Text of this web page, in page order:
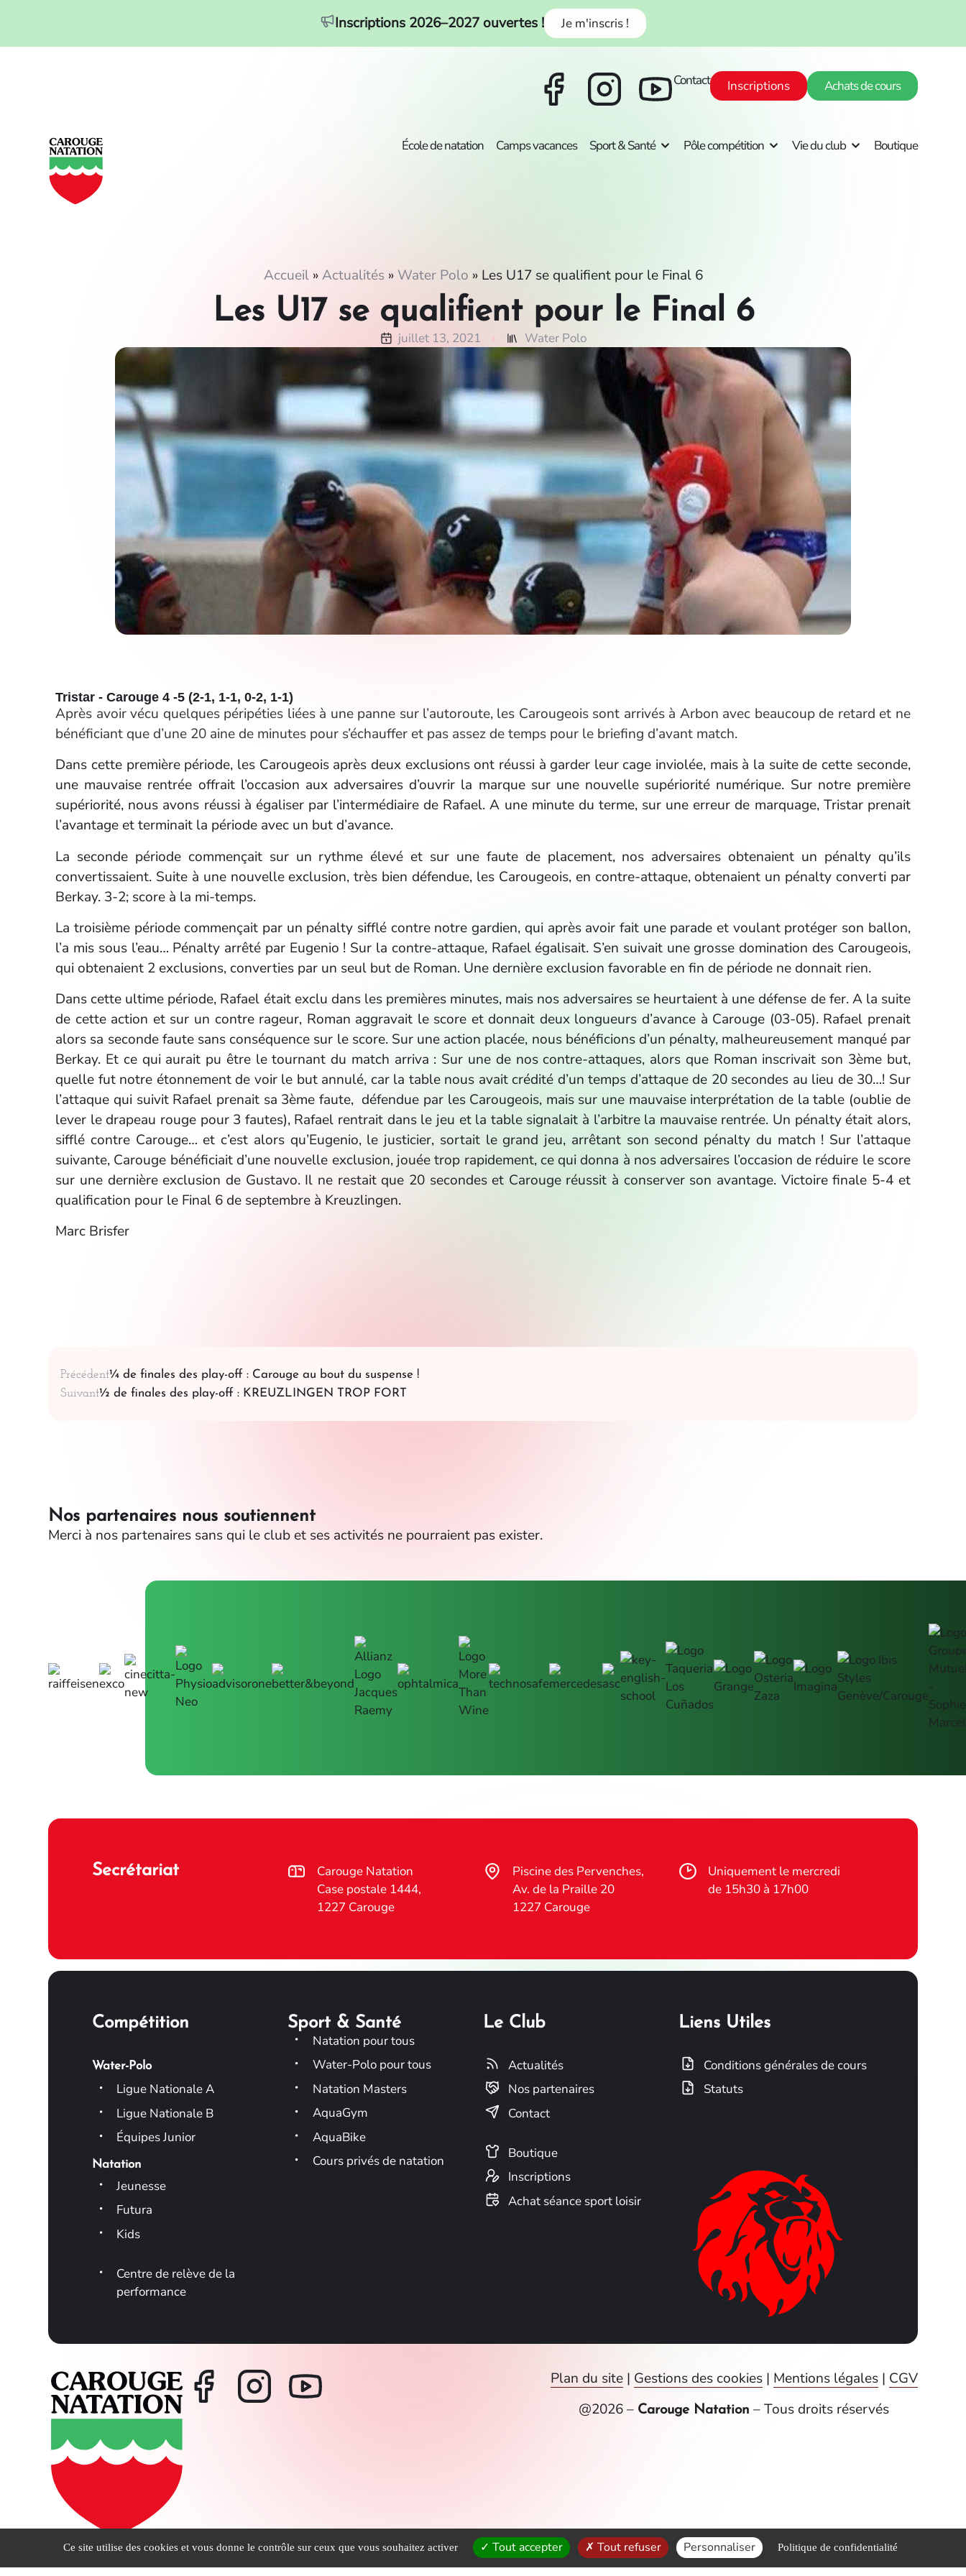
Inscriptions 2026–2027 ouvertes ! Je m'inscris !
Contact Inscriptions Achats de cours
École de natation Camps vacances Sport & Santé Pôle compétition Vie du club Boutique
Accueil»Actualités» Water Polo » Les U17 se qualifient pour le Final 6
Les U17 se qualifient pour le Final 6
juillet 13, 2021 Water Polo
Tristar - Carouge 4 -5 (2-1, 1-1, 0-2, 1-1)
Après avoir vécu quelques péripéties liées à une panne sur l’autoroute, les Carougeois sont arrivés à Arbon avec beaucoup de retard et ne
bénéficiant que d’une 20 aine de minutes pour s’échauffer et pas assez de temps pour le briefing d’avant match.
Dans cette première période, les Carougeois après deux exclusions ont réussi à garder leur cage inviolée, mais à la suite de cette seconde,
une mauvaise rentrée offrait l’occasion aux adversaires d’ouvrir la marque sur une nouvelle supériorité numérique. Sur notre première
supériorité, nous avons réussi à égaliser par l’intermédiaire de Rafael. A une minute du terme, sur une erreur de marquage, Tristar prenait
l’avantage et terminait la période avec un but d’avance.
La seconde période commençait sur un rythme élevé et sur une faute de placement, nos adversaires obtenaient un pénalty qu’ils
convertissaient. Suite à une nouvelle exclusion, très bien défendue, les Carougeois, en contre-attaque, obtenaient un pénalty converti par
Berkay. 3-2; score à la mi-temps.
La troisième période commençait par un pénalty sifflé contre notre gardien, qui après avoir fait une parade et voulant protéger son ballon,
l’a mis sous l’eau… Pénalty arrêté par Eugenio ! Sur la contre-attaque, Rafael égalisait. S’en suivait une grosse domination des Carougeois,
qui obtenaient 2 exclusions, converties par un seul but de Roman. Une dernière exclusion favorable en fin de période ne donnait rien.
Dans cette ultime période, Rafael était exclu dans les premières minutes, mais nos adversaires se heurtaient à une défense de fer. A la suite
de cette action et sur un contre rageur, Roman aggravait le score et donnait deux longueurs d’avance à Carouge (03-05). Rafael prenait
alors sa seconde faute sans conséquence sur le score. Sur une action placée, nous bénéficions d’un pénalty, malheureusement manqué par
Berkay. Et ce qui aurait pu être le tournant du match arriva : Sur une de nos contre-attaques, alors que Roman inscrivait son 3ème but,
quelle fut notre étonnement de voir le but annulé, car la table nous avait crédité d’un temps d’attaque de 20 secondes au lieu de 30…! Sur
l’attaque qui suivit Rafael prenait sa 3ème faute, défendue par les Carougeois, mais sur une mauvaise interprétation de la table (oublie de
lever le drapeau rouge pour 3 fautes), Rafael rentrait dans le jeu et la table signalait à l’arbitre la mauvaise rentrée. Un pénalty était alors,
sifflé contre Carouge… et c’est alors qu’Eugenio, le justicier, sortait le grand jeu, arrêtant son second pénalty du match ! Sur l’attaque
suivante, Carouge bénéficiait d’une nouvelle exclusion, jouée trop rapidement, ce qui donna à nos adversaires l’occasion de réduire le score
sur une dernière exclusion de Gustavo. Il ne restait que 20 secondes et Carouge réussit à conserver son avantage. Victoire finale 5-4 et
qualification pour le Final 6 de septembre à Kreuzlingen.
Marc Brisfer
Précédent¼ de finales des play-off : Carouge au bout du suspense !
Suivant½ de finales des play-off : KREUZLINGEN TROP FORT
Nos partenaires nous soutiennent
Merci à nos partenaires sans qui le club et ses activités ne pourraient pas exister.
Secrétariat
Carouge Natation
Case postale 1444,
1227 Carouge
Piscine des Pervenches,
Av. de la Praille 20
1227 Carouge
Uniquement le mercredi
de 15h30 à 17h00
Compétition
Water-Polo
Ligue Nationale A
Ligue Nationale B
Équipes Junior
Natation
Jeunesse
Futura
Kids
Centre de relève de la
performance
Sport & Santé
Natation pour tous
Water-Polo pour tous
Natation Masters
AquaGym
AquaBike
Cours privés de natation
Le Club
Actualités
Nos partenaires
Contact
Boutique
Inscriptions
Achat séance sport loisir
Liens Utiles
Conditions générales de cours
Statuts
Plan du site| Gestions des cookies| Mentions légales| CGV
@2026– Carouge Natation – Tous droits réservés
Ce site utilise des cookies et vous donne le contrôle sur ceux que vous souhaitez activer Tout accepter Tout refuser Personnaliser Politique de confidentialité